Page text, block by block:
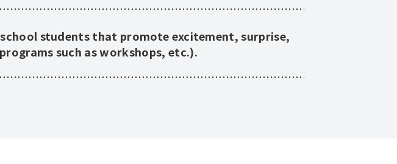
students that promote excitement, surprise,
such as workshops, etc.).